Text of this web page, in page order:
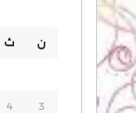
ن ث
3
4